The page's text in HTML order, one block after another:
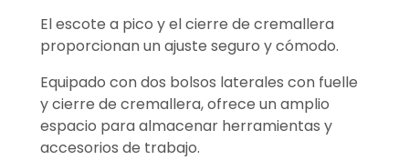
El escote a pico y el cierre de cremallera
proporcionan un ajuste seguro y cómodo.
Equipado con dos bolsos laterales con fuelle
y cierre de cremallera, ofrece un amplio
espacio para almacenar herramientas y
accesorios de trabajo.